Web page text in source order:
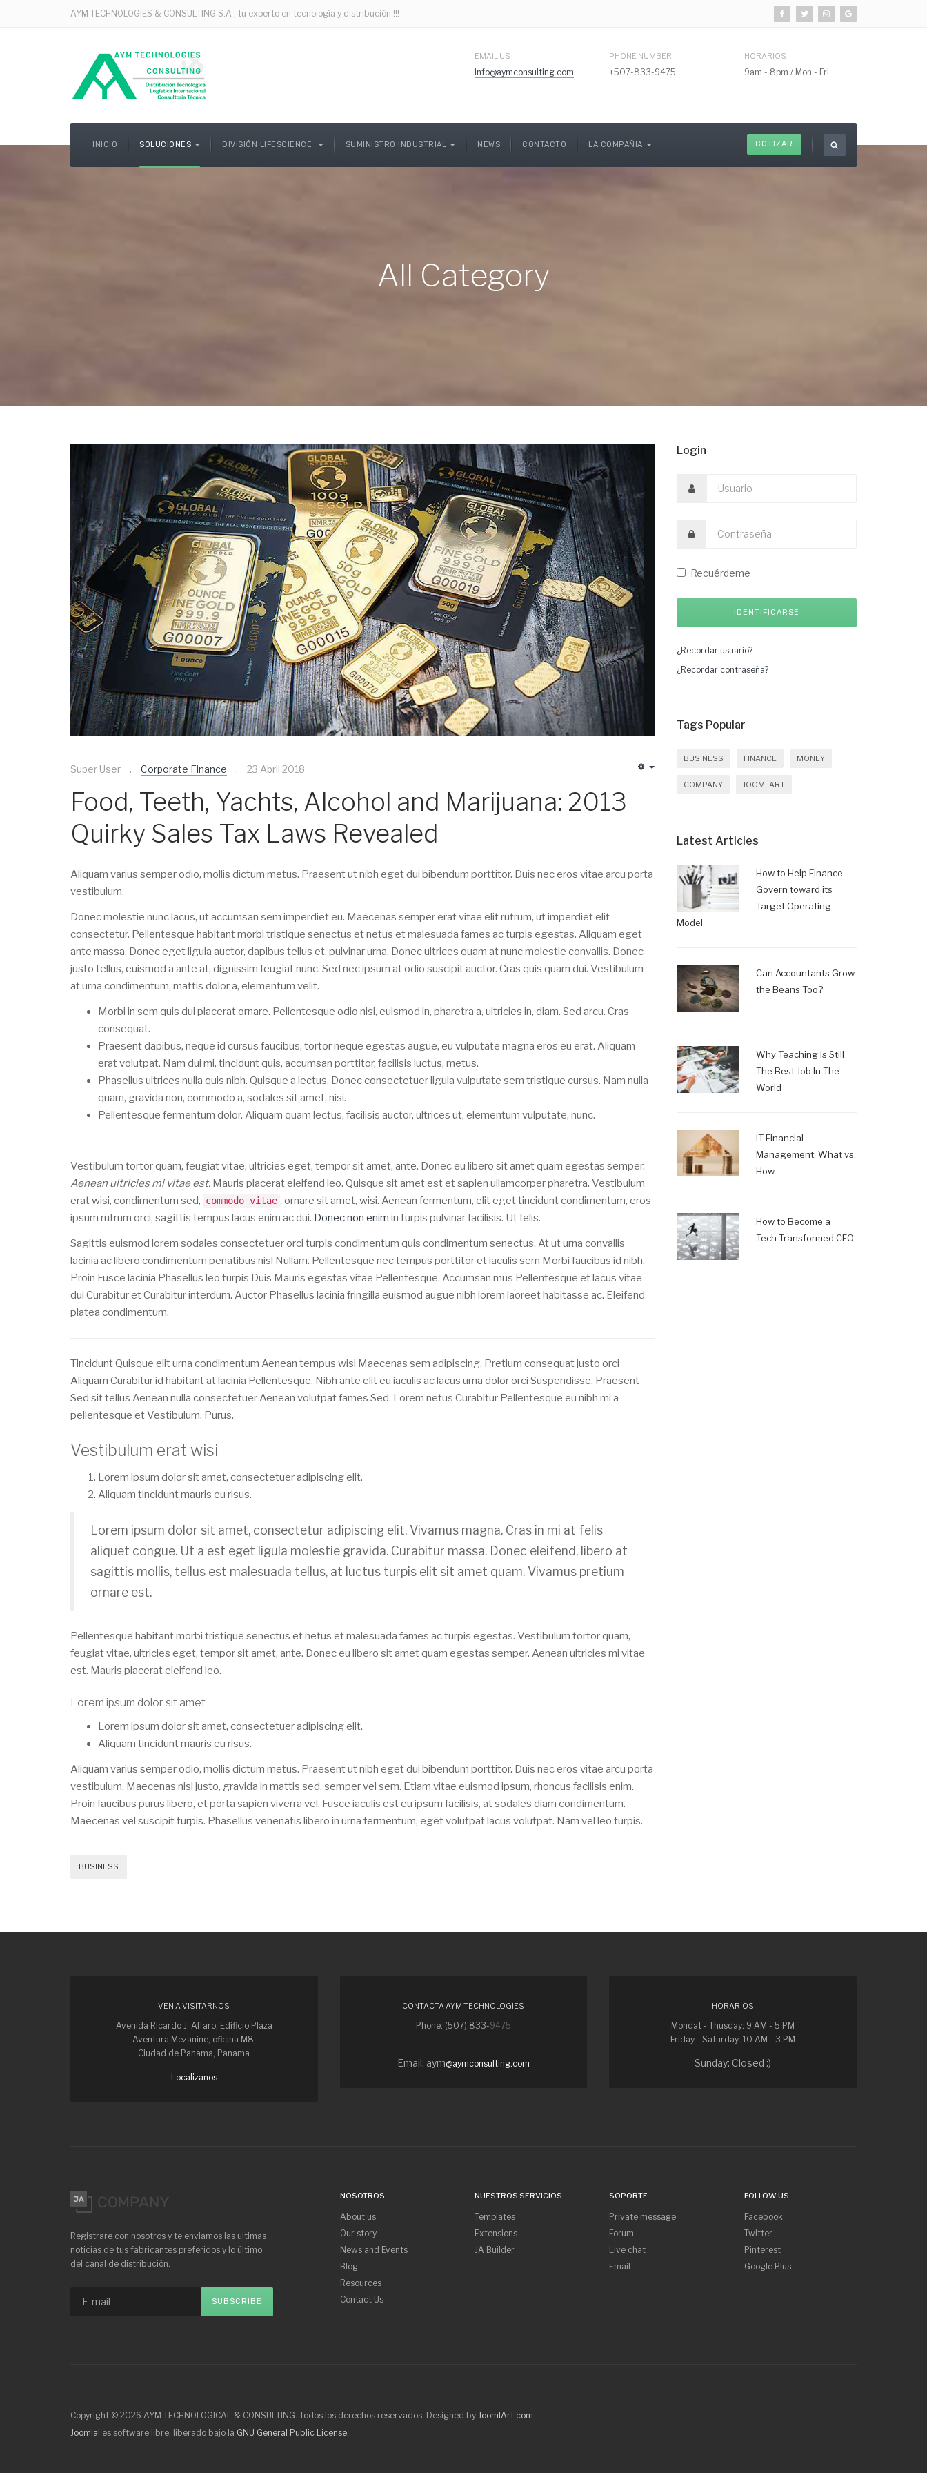
AYM TECHNOLOGIES & CONSULTING S.A , tu experto en tecnología y distribución !!!
EMAIL US
info@aymconsulting.com
PHONE NUMBER
+507-833-9475
HORARIOS
9am - 8pm / Mon - Fri
INICIO SOLUCIONES DIVISIÓN LIFESCIENCE SUMINISTRO INDUSTRIAL NEWS CONTACTO LA COMPAÑIA COTIZAR
All Category
Super User Corporate Finance 23 Abril 2018
Food, Teeth, Yachts, Alcohol and Marijuana: 2013
Quirky Sales Tax Laws Revealed
Aliquam varius semper odio, mollis dictum metus. Praesent ut nibh eget dui bibendum porttitor. Duis nec eros vitae arcu porta
vestibulum.
Donec molestie nunc lacus, ut accumsan sem imperdiet eu. Maecenas semper erat vitae elit rutrum, ut imperdiet elit
consectetur. Pellentesque habitant morbi tristique senectus et netus et malesuada fames ac turpis egestas. Aliquam eget
ante massa. Donec eget ligula auctor, dapibus tellus et, pulvinar urna. Donec ultrices quam at nunc molestie convallis. Donec
justo tellus, euismod a ante at, dignissim feugiat nunc. Sed nec ipsum at odio suscipit auctor. Cras quis quam dui. Vestibulum
at urna condimentum, mattis dolor a, elementum velit.
Morbi in sem quis dui placerat ornare. Pellentesque odio nisi, euismod in, pharetra a, ultricies in, diam. Sed arcu. Cras
consequat.
Praesent dapibus, neque id cursus faucibus, tortor neque egestas augue, eu vulputate magna eros eu erat. Aliquam
erat volutpat. Nam dui mi, tincidunt quis, accumsan porttitor, facilisis luctus, metus.
Phasellus ultrices nulla quis nibh. Quisque a lectus. Donec consectetuer ligula vulputate sem tristique cursus. Nam nulla
quam, gravida non, commodo a, sodales sit amet, nisi.
Pellentesque fermentum dolor. Aliquam quam lectus, facilisis auctor, ultrices ut, elementum vulputate, nunc.
Vestibulum tortor quam, feugiat vitae, ultricies eget, tempor sit amet, ante. Donec eu libero sit amet quam egestas semper.
Aenean ultricies mi vitae est. Mauris placerat eleifend leo. Quisque sit amet est et sapien ullamcorper pharetra. Vestibulum
erat wisi, condimentum sed, commodo vitae , ornare sit amet, wisi. Aenean fermentum, elit eget tincidunt condimentum, eros
ipsum rutrum orci, sagittis tempus lacus enim ac dui. Donec non enim in turpis pulvinar facilisis. Ut felis.
Sagittis euismod lorem sodales consectetuer orci turpis condimentum quis condimentum senectus. At ut urna convallis
lacinia ac libero condimentum penatibus nisl Nullam. Pellentesque nec tempus porttitor et iaculis sem Morbi faucibus id nibh.
Proin Fusce lacinia Phasellus leo turpis Duis Mauris egestas vitae Pellentesque. Accumsan mus Pellentesque et lacus vitae
dui Curabitur et Curabitur interdum. Auctor Phasellus lacinia fringilla euismod augue nibh lorem laoreet habitasse ac. Eleifend
platea condimentum.
Tincidunt Quisque elit urna condimentum Aenean tempus wisi Maecenas sem adipiscing. Pretium consequat justo orci
Aliquam Curabitur id habitant at lacinia Pellentesque. Nibh ante elit eu iaculis ac lacus urna dolor orci Suspendisse. Praesent
Sed sit tellus Aenean nulla consectetuer Aenean volutpat fames Sed. Lorem netus Curabitur Pellentesque eu nibh mi a
pellentesque et Vestibulum. Purus.
Vestibulum erat wisi
Lorem ipsum dolor sit amet, consectetuer adipiscing elit.
Aliquam tincidunt mauris eu risus.
Lorem ipsum dolor sit amet, consectetur adipiscing elit. Vivamus magna. Cras in mi at felis
aliquet congue. Ut a est eget ligula molestie gravida. Curabitur massa. Donec eleifend, libero at
sagittis mollis, tellus est malesuada tellus, at luctus turpis elit sit amet quam. Vivamus pretium
ornare est.
Pellentesque habitant morbi tristique senectus et netus et malesuada fames ac turpis egestas. Vestibulum tortor quam,
feugiat vitae, ultricies eget, tempor sit amet, ante. Donec eu libero sit amet quam egestas semper. Aenean ultricies mi vitae
est. Mauris placerat eleifend leo.
Lorem ipsum dolor sit amet
Lorem ipsum dolor sit amet, consectetuer adipiscing elit.
Aliquam tincidunt mauris eu risus.
Aliquam varius semper odio, mollis dictum metus. Praesent ut nibh eget dui bibendum porttitor. Duis nec eros vitae arcu porta
vestibulum. Maecenas nisl justo, gravida in mattis sed, semper vel sem. Etiam vitae euismod ipsum, rhoncus facilisis enim.
Proin faucibus purus libero, et porta sapien viverra vel. Fusce iaculis est eu ipsum facilisis, at sodales diam condimentum.
Maecenas vel suscipit turpis. Phasellus venenatis libero in urna fermentum, eget volutpat lacus volutpat. Nam vel leo turpis.
BUSINESS
Login
Recuérdeme
¿Recordar usuario?
¿Recordar contraseña?
Tags Popular
BUSINESS FINANCE MONEY
COMPANY JOOMLART
Latest Articles
How to Help Finance
Govern toward its
Target Operating
Model
Can Accountants Grow
the Beans Too?
Why Teaching Is Still
The Best Job In The
World
IT Financial
Management: What vs.
How
How to Become a
Tech-Transformed CFO
VEN A VISITARNOS
Avenida Ricardo J. Alfaro, Edificio Plaza
Aventura,Mezanine, oficina M8,
Ciudad de Panama, Panama
Localizanos
CONTACTA AYM TECHNOLOGIES
Phone: (507) 833-9475
Email: aym@aymconsulting.com
HORARIOS
Mondat - Thusday: 9 AM - 5 PM
Friday - Saturday: 10 AM - 3 PM
Sunday: Closed :)
Registrare con nosotros y te enviamos las ultimas
noticias de tus fabricantes preferidos y lo último
del canal de distribución.
NOSOTROS
About us
Our story
News and Events
Blog
Resources
Contact Us
NUESTROS SERVICIOS
Templates
Extensions
JA Builder
SOPORTE
Private message
Forum
Live chat
Email
FOLLOW US
Facebook
Twitter
Pinterest
Google Plus
Copyright © 2026 AYM TECHNOLOGICAL & CONSULTING. Todos los derechos reservados. Designed by JoomlArt.com
Joomla! es software libre, liberado bajo la GNU General Public License.